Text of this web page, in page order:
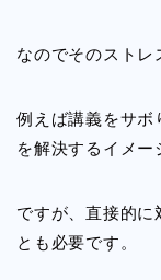
なのでそのストレ
例えば講義をサボ
を解決するイメー
ですが、直接的に
とも必要です。